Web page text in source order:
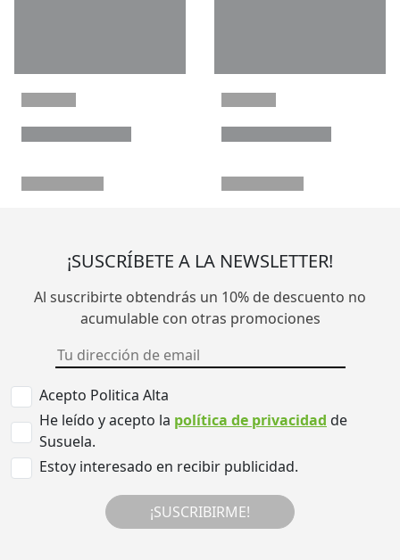
¡SUSCRÍBETE A LA NEWSLETTER!
Al suscribirte obtendrás un 10% de descuento no
acumulable con otras promociones
Acepto Politica Alta
He leído y acepto la política de privacidad de
Susuela.
Estoy interesado en recibir publicidad.
¡SUSCRIBIRME!